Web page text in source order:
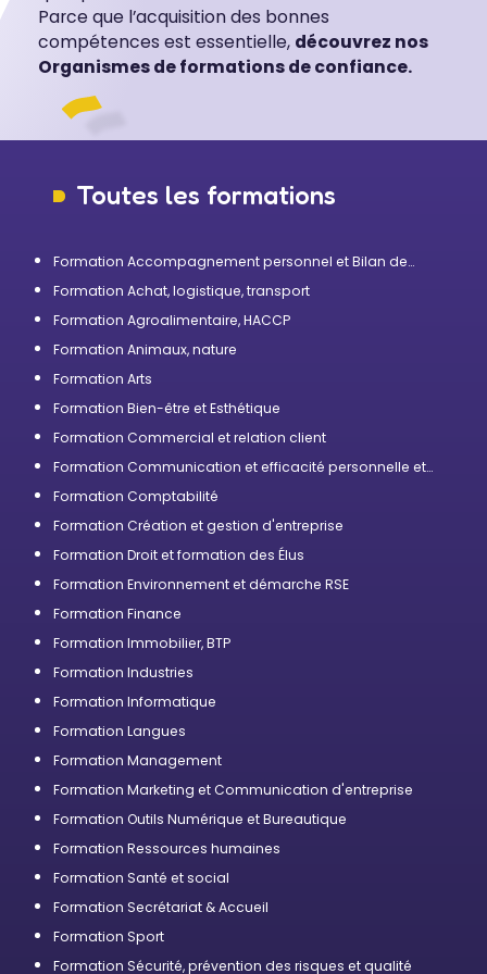
Parce que l’acquisition des bonnes
compétences est essentielle, découvrez nos
Organismes de formations de confiance.
Toutes les formations
Formation Accompagnement personnel et Bilan de
Formation Achat, logistique, transport
Formation Agroalimentaire, HACCP
Formation Animaux, nature
Formation Arts
Formation Bien-être et Esthétique
Formation Commercial et relation client
Formation Communication et efficacité personnelle et
Formation Comptabilité
Formation Création et gestion d'entreprise
Formation Droit et formation des Élus
Formation Environnement et démarche RSE
Formation Finance
Formation Immobilier, BTP
Formation Industries
Formation Informatique
Formation Langues
Formation Management
Formation Marketing et Communication d'entreprise
Formation Outils Numérique et Bureautique
Formation Ressources humaines
Formation Santé et social
Formation Secrétariat & Accueil
Formation Sport
Formation Sécurité, prévention des risques et qualité